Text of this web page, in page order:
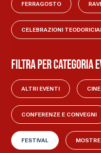
FERRAGOSTO
CELEBRAZIONI
Filtra per categoria
ALTRI EVENTI
CONFERENZE E CONVEGNI
FESTIVAL